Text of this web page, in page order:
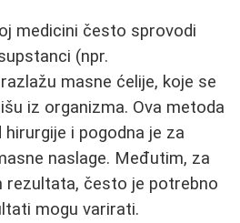
medicini često sprovodi
(npr.
masne ćelije, koje se
iz organizma. Ova metoda
i pogodna je za
naslage. Međutim, za
rezultata, često je potrebno
mogu varirati.